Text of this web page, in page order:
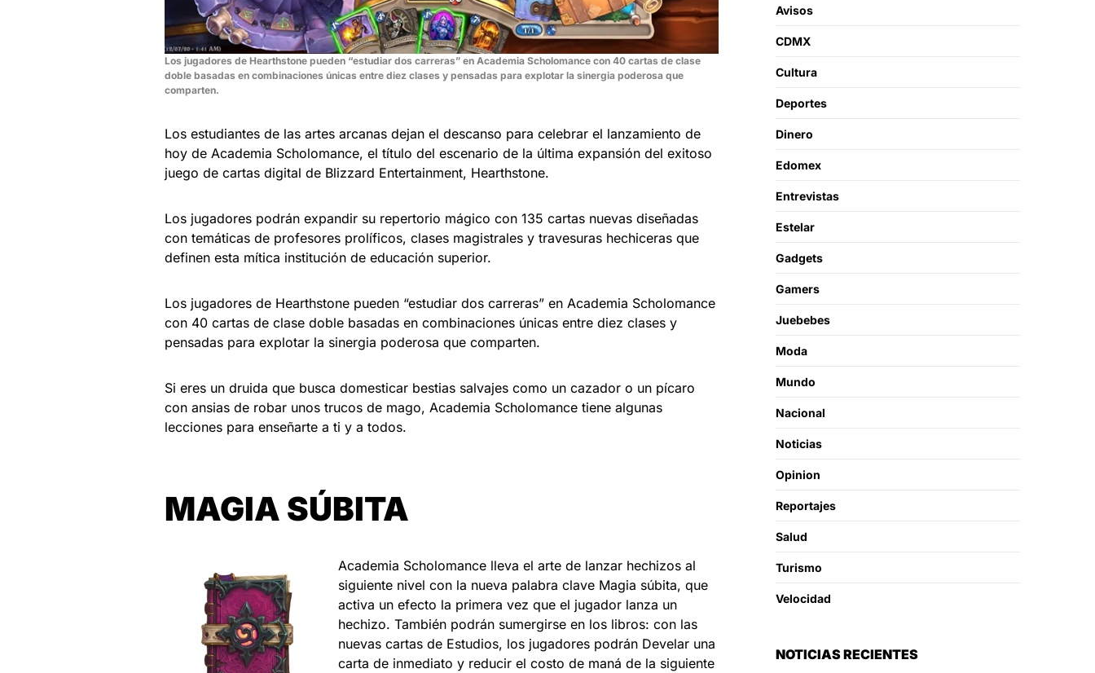
Los jugadores de Hearthstone pueden “estudiar dos carreras” en Academia Scholomance con 40 cartas de clase
doble basadas en combinaciones únicas entre diez clases y pensadas para explotar la sinergia poderosa que
comparten.
Los estudiantes de las artes arcanas dejan el descanso para celebrar el lanzamiento de
hoy de Academia Scholomance, el título del escenario de la última expansión del exitoso
juego de cartas digital de Blizzard Entertainment, Hearthstone.
Los jugadores podrán expandir su repertorio mágico con 135 cartas nuevas diseñadas
con temáticas de profesores prolíficos, clases magistrales y travesuras hechiceras que
definen esta mítica institución de educación superior.
Los jugadores de Hearthstone pueden “estudiar dos carreras” en Academia Scholomance
con 40 cartas de clase doble basadas en combinaciones únicas entre diez clases y
pensadas para explotar la sinergia poderosa que comparten.
Si eres un druida que busca domesticar bestias salvajes como un cazador o un pícaro
con ansias de robar unos trucos de mago, Academia Scholomance tiene algunas
lecciones para enseñarte a ti y a todos.
MAGIA SÚBITA
Academia Scholomance lleva el arte de lanzar hechizos al
siguiente nivel con la nueva palabra clave Magia súbita, que
activa un efecto la primera vez que el jugador lanza un
hechizo. También podrán sumergirse en los libros: con las
nuevas cartas de Estudios, los jugadores podrán Develar una
carta de inmediato y reducir el costo de maná de la siguiente
Avisos
CDMX
Cultura
Deportes
Dinero
Edomex
Entrevistas
Estelar
Gadgets
Gamers
Juebebes
Moda
Mundo
Nacional
Noticias
Opinion
Reportajes
Salud
Turismo
Velocidad
NOTICIAS RECIENTES